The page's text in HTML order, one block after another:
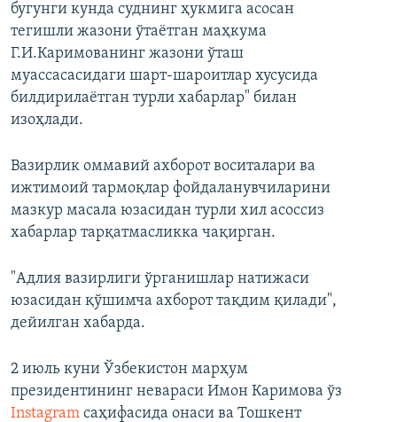
бугунги кунда суднинг ҳукмига асосан
тегишли жазони ўтаётган маҳкума
Г.И.Каримованинг жазони ўташ
муассасасидаги шарт-шароитлар хусусида
билдирилаётган турли хабарлар" билан
изоҳлади.
Вазирлик оммавий ахборот воситалари ва
ижтимоий тармоқлар фойдаланувчиларини
мазкур масала юзасидан турли хил асоссиз
хабарлар тарқатмасликка чақирган.
"Адлия вазирлиги ўрганишлар натижаси
юзасидан қўшимча ахборот тақдим қилади",
дейилган хабарда.
2 июль куни Ўзбекистон марҳум
президентининг невараси Имон Каримова ўз
Instagram саҳифасида онаси ва Тошкент